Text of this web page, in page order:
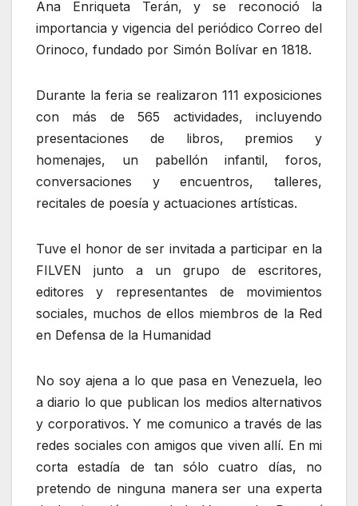
Ana Enriqueta Terán, y se reconoció la
importancia y vigencia del periódico Correo del
Orinoco, fundado por Simón Bolívar en 1818.
Durante la feria se realizaron 111 exposiciones
con más de 565 actividades, incluyendo
presentaciones de libros, premios y
homenajes, un pabellón infantil, foros,
conversaciones y encuentros, talleres,
recitales de poesía y actuaciones artísticas.
Tuve el honor de ser invitada a participar en la
FILVEN junto a un grupo de escritores,
editores y representantes de movimientos
sociales, muchos de ellos miembros de la Red
en Defensa de la Humanidad
No soy ajena a lo que pasa en Venezuela, leo
a diario lo que publican los medios alternativos
y corporativos. Y me comunico a través de las
redes sociales con amigos que viven allí. En mi
corta estadía de tan sólo cuatro días, no
pretendo de ninguna manera ser una experta